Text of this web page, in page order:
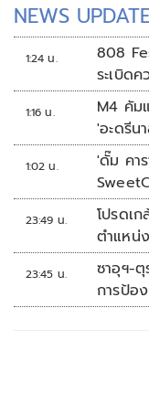
NEWS
1:24 น.
808
ระเบิด
1:16 น.
M4 คัม
'อะดรีน
1:02 น.
'ดั๊ม คา
23:49 น.
โปรดเ
ตำแหน่
'พลตรี'
23:45 น.
ซาอุฯ-
การป้อ